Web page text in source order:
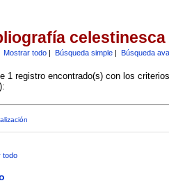
celestinesca
Mostrar todo| Búsqueda simple| Búsqueda
1 registro encontrado(s) con los
):
todo